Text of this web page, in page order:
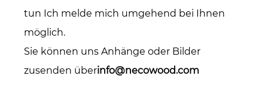
tun Ich melde mich umgehend bei Ihnen
möglich.
Sie können uns Anhänge oder Bilder
zusenden überinfo@necowood.com